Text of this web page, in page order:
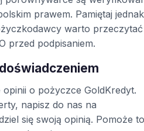
prawem. Pamiętaj
warto przeczytać
przed podpisaniem.
o pożyczce GoldKredyt.
napisz do nas na
się swoją opinią. Pomoże to